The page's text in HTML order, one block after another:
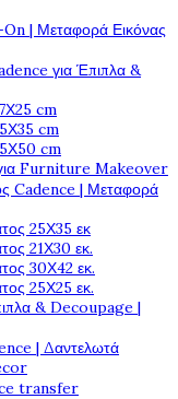
| Μεταφορά Εικόνας
για Έπιπλα &
cm
cm
cm
Furniture Makeover
Cadence | Μεταφορά
25Χ35 εκ
21Χ30 εκ.
30Χ42 εκ.
25Χ25 εκ.
& Decoupage |
| Δαντελωτά
transfer